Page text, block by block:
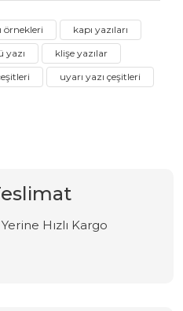
örnekleri
kapı yazıları
yazı
klişe yazılar
uyarı yazı çeşitleri
Hızlı Kargo